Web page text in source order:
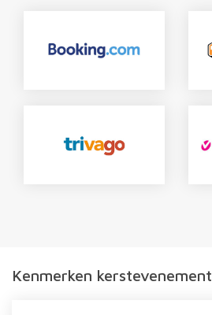
Kenmerken kerstevenement